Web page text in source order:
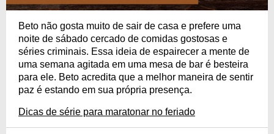
Beto não gosta muito de sair de casa e prefere uma
noite de sábado cercado de comidas gostosas e
séries criminais. Essa ideia de espairecer a mente de
uma semana agitada em uma mesa de bar é besteira
para ele. Beto acredita que a melhor maneira de sentir
paz é estando em sua própria presença.
Dicas de série para maratonar no feriado